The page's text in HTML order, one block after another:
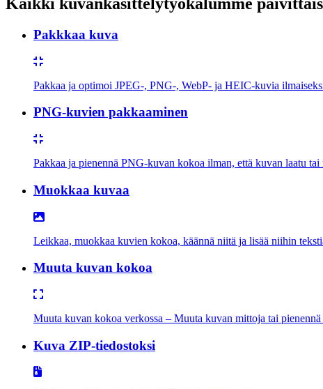
Pakkkaa kuva
Pakkaa ja optimoi JPEG-, PNG-, WebP- ja HEIC-kuvia
PNG-kuvien pakkaaminen
Pakkaa ja pienennä PNG-kuvan kokoa ilman, että kuvan laatu tai
Muokkaa kuvaa
Leikkaa, muokkaa kuvien kokoa, käännä niitä ja lisää niihin
Muuta kuvan kokoa
Muuta kuvan kokoa verkossa – Muuta kuvan mittoja tai
Kuva ZIP-tiedostoksi